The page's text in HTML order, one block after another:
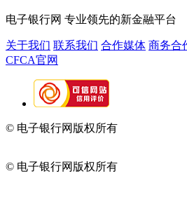
电子银行网 专业领先的新金融平台
关于我们 联系我们 合作媒体 商务合
CFCA官网
© 电子银行网版权所有
© 电子银行网版权所有